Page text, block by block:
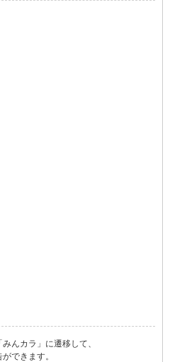
んカラ」に遷移して、
できます。